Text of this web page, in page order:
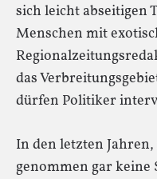
sich leicht abseitigen
Menschen mit
das
dürfen Politiker
In den letzten
genommen gar